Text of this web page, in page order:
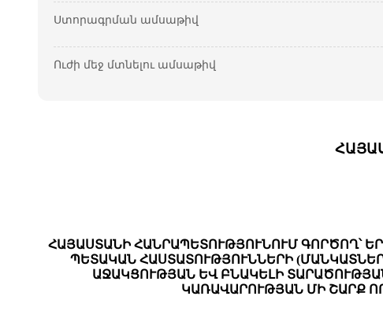
Ստորագրման ամսաթիվ
Ուժի մեջ մտնելու ամսաթիվ
ՀԱՅԱՍՏԱՆԻ ՀԱՆՐԱՊԵՏՈՒԹՅՈՒՆՈՒՄ ԳՈՐԾՈՂ՝
ՊԵՏԱԿԱՆ ՀԱՍՏԱՏՈՒԹՅՈՒՆՆԵՐԻ
ԱՋԱԿՑՈՒԹՅԱՆ ԵՎ ԲՆԱԿԵԼԻ
ԿԱՌԱՎԱՐՈՒԹՅԱՆ ՄԻ ՇԱՐՔ